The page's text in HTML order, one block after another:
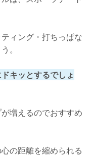
ィング・打ちっぱな
。
キッとするでしょ
増えるのでおすすめ
の距離を縮められる